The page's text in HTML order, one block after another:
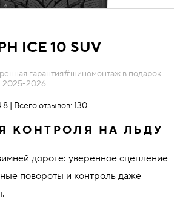
ICE 10 SUV
гарантия#шиномонтаж в подарок
2026
| Всего отзывов: 130
КОНТРОЛЯ НА ЛЬДУ
дороге: уверенное сцепление
повороты и контроль даже